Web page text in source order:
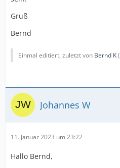
Gruß
Bernd
Einmal editiert, zuletzt von Bernd K(
Johannes W
11. Januar 2023 um 23:22
Hallo Bernd,